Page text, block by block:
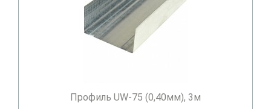
Профиль UW-75 (0,40мм), 3м